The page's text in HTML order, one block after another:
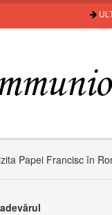
Papei Francisc în